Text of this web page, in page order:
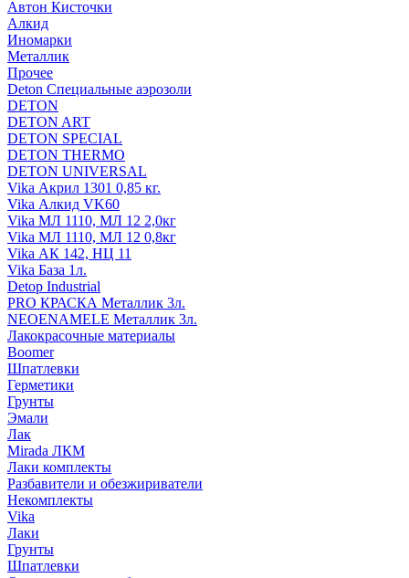
Автон Кисточки
Алкид
Иномарки
Металлик
Прочее
Deton Специальные аэрозоли
DETON
DETON ART
DETON SPECIAL
DETON THERMO
DETON UNIVERSAL
Vika Акрил 1301 0,85 кг.
Vika Алкид VK60
Vika МЛ 1110, МЛ 12 2,0кг
Vika МЛ 1110, МЛ 12 0,8кг
Vika АК 142, НЦ 11
Vika База 1л.
Detop Industrial
PRO КРАСКА Металлик 3л.
NEOENAMELE Металлик 3л.
Лакокрасочные материалы
Boomer
Шпатлевки
Герметики
Грунты
Эмали
Лак
Mirada ЛКМ
Лаки комплекты
Разбавители и обезжириватели
Некомплекты
Vika
Лаки
Грунты
Шпатлевки